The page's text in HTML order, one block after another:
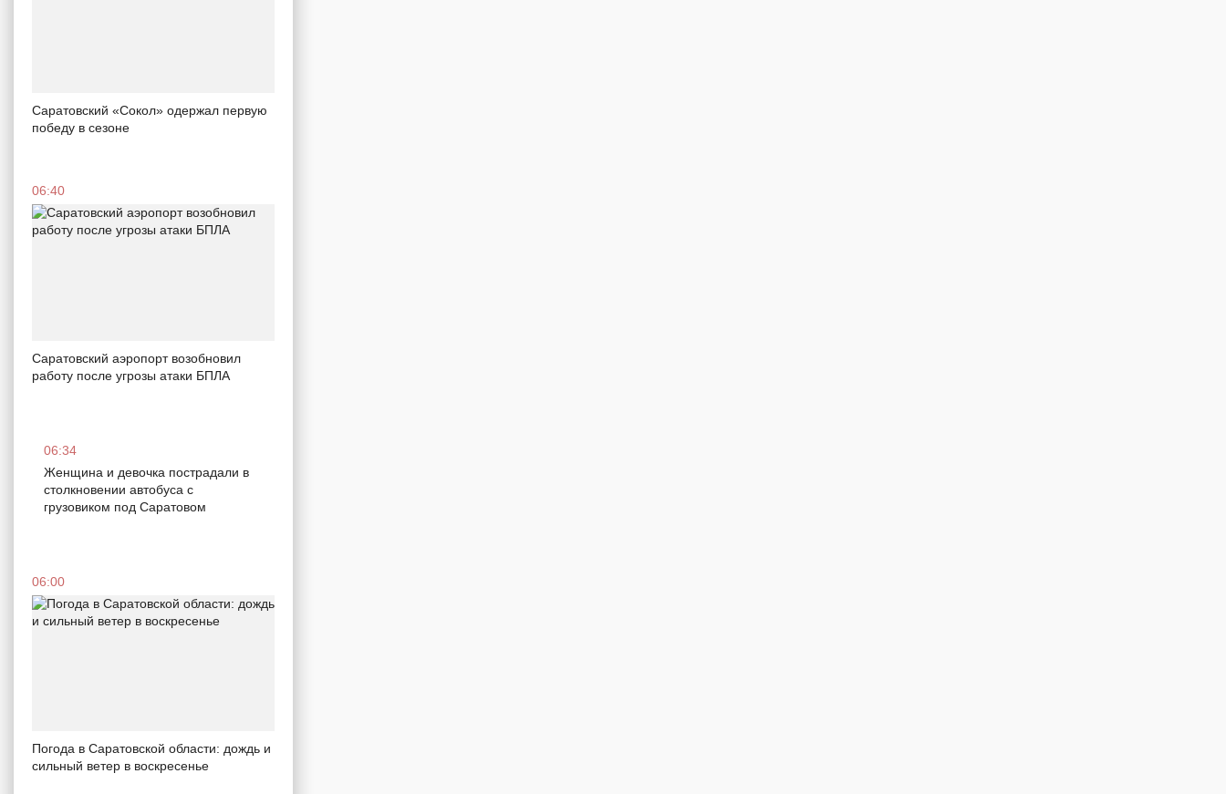
Саратовский «Сокол» одержал первую
победу в сезоне
06:40
Саратовский аэропорт возобновил
работу после угрозы атаки БПЛА
06:34
Женщина и девочка пострадали в
столкновении автобуса с
грузовиком под Саратовом
06:00
Погода в Саратовской области: дождь и
сильный ветер в воскресенье